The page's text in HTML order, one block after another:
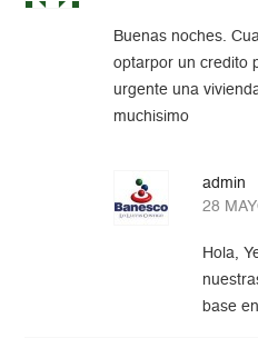
Buenas noches.
optarpor un credito
urgente una
muchisimo
admin
28
Hola,
base